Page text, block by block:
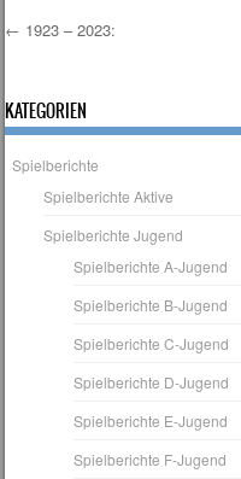
← 1923 – 2023:
KATEGORIEN
Spielberichte
Spielberichte Aktive
Spielberichte Jugend
Spielberichte A-Jugend
Spielberichte B-Jugend
Spielberichte C-Jugend
Spielberichte D-Jugend
Spielberichte E-Jugend
Spielberichte F-Jugend